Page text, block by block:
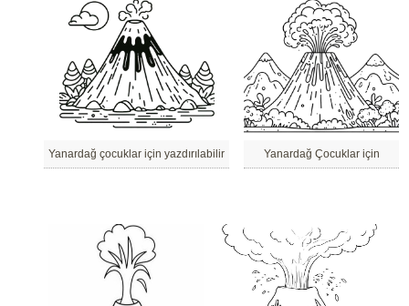
Yanardağ çocuklar için yazdırılabilir Yanardağ Çocuklar için